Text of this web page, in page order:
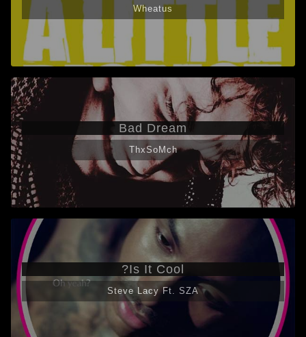
Wheatus
Bad Dream
ThxSoMch
Is It Cool?
Steve Lacy Ft. SZA